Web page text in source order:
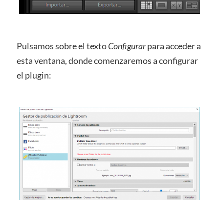
Pulsamos sobre el textoConfigurarpara acceder a
esta ventana, donde comenzaremos a configurar
el plugin: